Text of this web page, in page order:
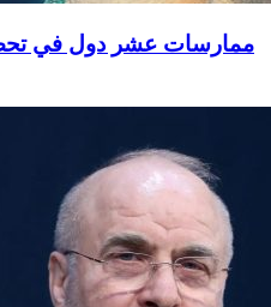
ممارسات عشر دول في